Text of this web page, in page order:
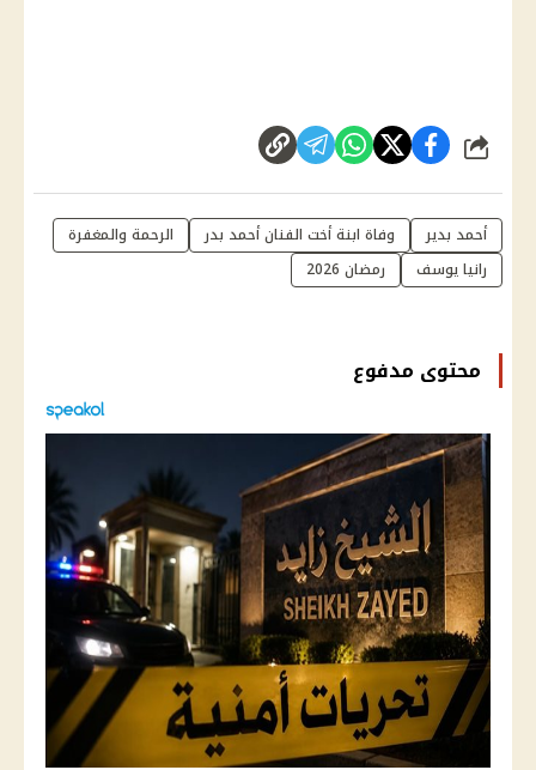
شارك
أحمد بدير وفاة ابنة أخت الفنان أحمد بدر
الرحمة والمغفرة
رانيا يوسف
رمضان 2026
محتوى مدفوع